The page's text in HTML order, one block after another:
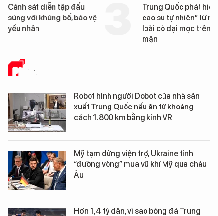
Cảnh sát diễn tập đấu
súng với khủng bố, bảo vệ
yếu nhân
Trung Quốc phát hiện
cao su tự nhiên” từ
loài cỏ dại mọc trên
mặn
PHÂN TÍCH
Robot hình người Dobot của nhà sản
xuất Trung Quốc nấu ăn từ khoảng
cách 1.800 km bằng kính VR
Mỹ tạm dừng viện trợ, Ukraine tính
“đường vòng” mua vũ khí Mỹ qua châu
Âu
Hơn 1,4 tỷ dân, vì sao bóng đá Trung